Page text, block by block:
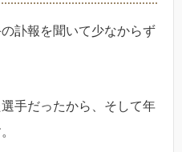
訃報を聞いて少なからず
手だったから、そして年